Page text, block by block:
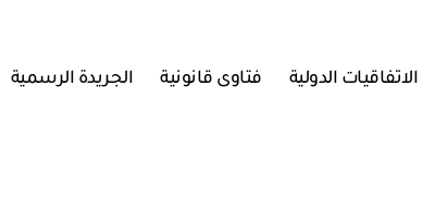
الاتفاقيات الدولية فتاوى قانونية الجريدة الرسمية